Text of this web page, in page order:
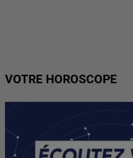
VOTRE HOROSCOPE